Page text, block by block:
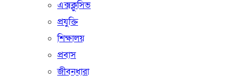
এক্সক্লুসিভ
প্রযুক্তি
শিক্ষালয়
প্রবাস
জীবনধারা